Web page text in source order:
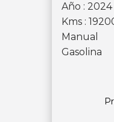
Año : 2024
Kms :
Manual
Gasolina